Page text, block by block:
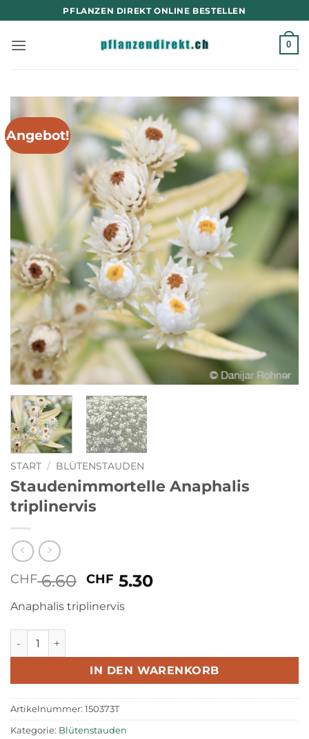
Inhalt
springen
PFLANZEN DIREKT ONLINE BESTELLEN
0
Angebot!
START / BLÜTENSTAUDEN
Staudenimmortelle Anaphalis
triplinervis
CHF6.60 Ursprünglicher
Preis
war:
CHF 5.30Aktueller
Anaphalis triplinervis
Staudenimmortelle Anaphalis triplinervis Menge
IN DEN WARENKORB
Artikelnummer: 150373T
Kategorie: Blütenstauden